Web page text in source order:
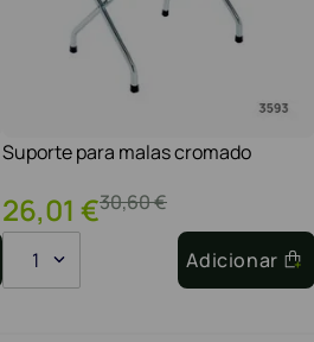
Suporte para malas cromado
30,60€
26,01 €
1 Adicionar